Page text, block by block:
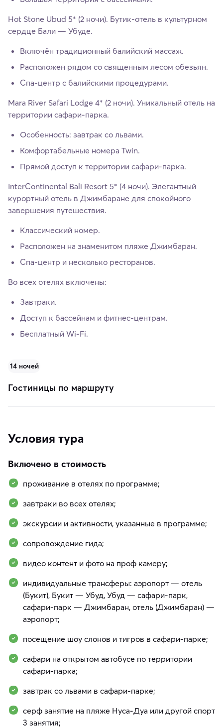
Hot Stone Ubud 5* (2 ночи). Бутик-отель в культурном
сердце Бали — Убуде.
Включён традиционный балийский массаж.
Расположен рядом со священным лесом обезьян.
Спа-центр с балийскими процедурами.
Mara River Safari Lodge 4* (2 ночи). Уникальный отель на
территории сафари-парка.
Особенность: завтрак со львами.
Комфортабельные номера Twin.
Прямой доступ к территории сафари-парка.
InterContinental Bali Resort 5* (4 ночи). Элегантный
курортный отель в Джимбаране для спокойного
завершения путешествия.
Классический номер.
Расположен на знаменитом пляже Джимбаран.
Спа-центр и несколько ресторанов.
Во всех отелях включены:
Завтраки.
Доступ к бассейнам и фитнес-центрам.
Бесплатный Wi-Fi.
14 ночей
Гостиницы по маршруту
Условия тура
Включено в стоимость
проживание в отелях по программе;
завтраки во всех отелях;
экскурсии и активности, указанные в программе;
сопровождение гида;
видео контент и фото на проф камеру;
индивидуальные трансферы: аэропорт — отель
(Букит), Букит — Убуд, Убуд — сафари-парк,
сафари-парк — Джимбаран, отель (Джимбаран) —
аэропорт;
посещение шоу слонов и тигров в сафари-парке;
сафари на открытом автобусе по территории
сафари-парка;
завтрак со львами в сафари-парке;
серф занятие на пляже Нуса-Дуа или другой спорт
3 занятия;